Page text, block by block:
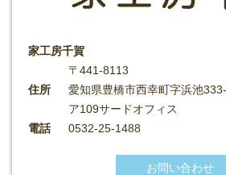
家工房千賀
住所
〒441-8113
愛知県豊橋市西幸町字浜池
ア109サードオフィス
電話
0532-25-1488
お問い合わせ